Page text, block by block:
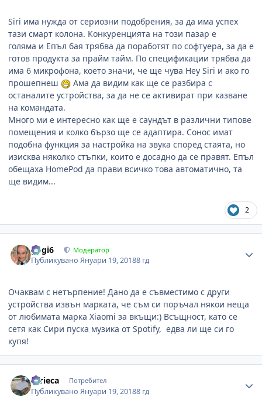
Siri има нужда от сериозни подобрения, за да има успех
тази смарт колона. Конкуренцията на този пазар е
голяма и Епъл бая трябва да поработят по софтуера, за да е
готов продукта за прайм тайм. По спецификации трябва да
има 6 микрофона, което значи, че ще чува Hey Siri и ако го
прошепнеш
Ама да видим как ще се разбира с
останалите устройства, за да не се активират при казване
на командата.
Много ми е интересно как ще е саундът в различни типове
помещения и колко бързо ще се адаптира. Сонос имат
подобна функция за настройка на звука според стаята, но
изисква няколко стъпки, които е досадно да се правят. Епъл
обещаха HomePod да прави всичко това автоматично, та
ще видим...
2
gogi6 Модератор
ПубликуваноЯнуари 19, 20188 гд
Очаквам с нетърпение! Дано да е съвместимо с други
устройства извън марката, че съм си поръчал някои неща
от любимата марка Xiaomi за вкъщи:) Всъщност, като се
сетя как Сири пуска музика от Spotify, едва ли ще си го
купя!
turieca Потребител
ПубликуваноЯнуари 19, 20188 гд